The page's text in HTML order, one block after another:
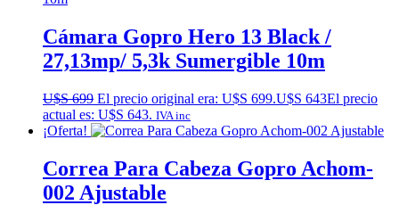
Cámara Gopro Hero 13 Black /
27,13mp/ 5,3k Sumergible 10m
U$S699 El precio original era: U$S 699.U$S 643El precio
actual es: U$S 643. IVA inc
¡Oferta!
Correa Para Cabeza Gopro Achom-
002 Ajustable